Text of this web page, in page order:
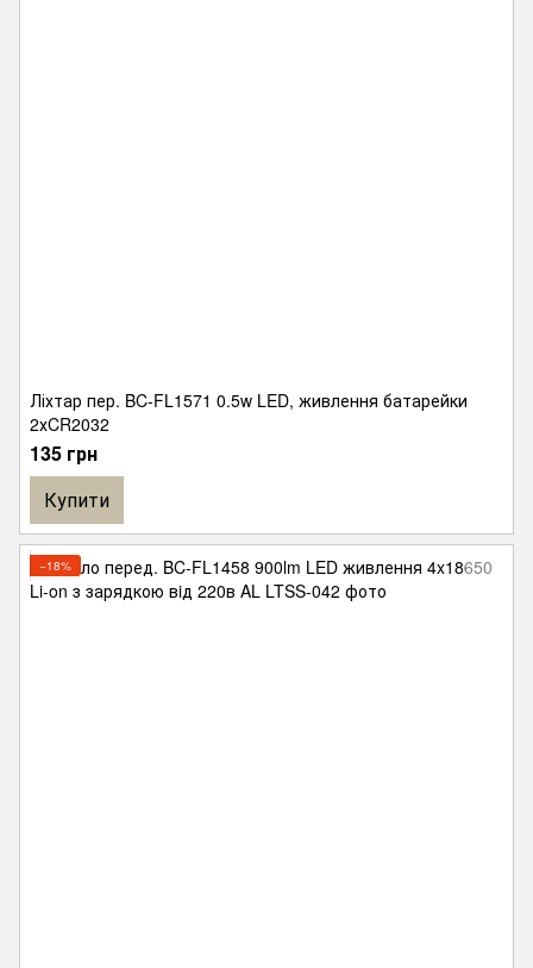
Ліхтар пер. BC-FL1571 0.5w LED, живлення батарейки
2хCR2032
135 грн
Купити
−18%